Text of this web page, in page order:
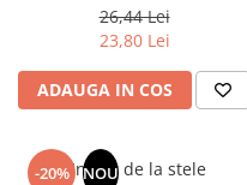
26,44 Lei
23,80 Lei
ADAUGA IN COS
-20% NOU
Un dar de la stele